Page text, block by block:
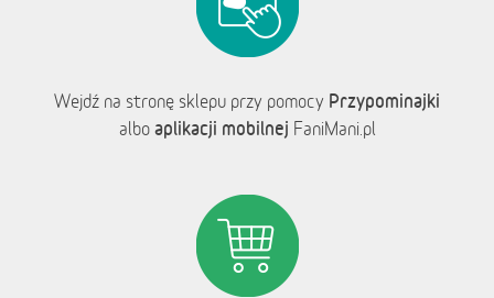
Wejdź na stronę sklepu przy pomocy Przypominajki
albo aplikacji mobilnej FaniMani.pl